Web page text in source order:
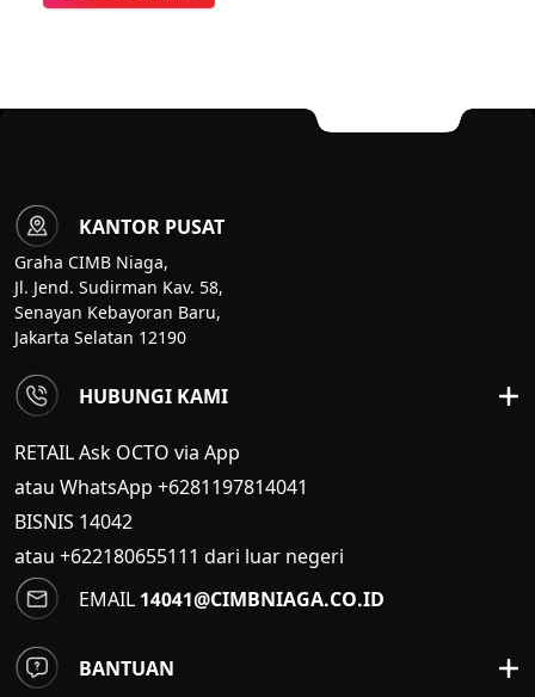
KANTOR PUSAT
Graha CIMB Niaga,
Jl. Jend. Sudirman Kav. 58,
Senayan Kebayoran Baru,
Jakarta Selatan 12190
HUBUNGI KAMI
RETAIL Ask OCTO via App
atau WhatsApp +6281197814041
BISNIS 14042
atau +622180655111 dari luar negeri
EMAIL 14041@CIMBNIAGA.CO.ID
BANTUAN